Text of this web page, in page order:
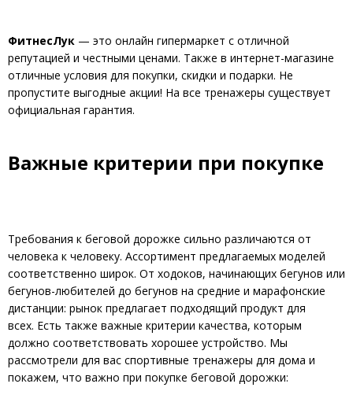
ФитнесЛук — это онлайн гипермаркет с отличной
репутацией и честными ценами. Также в интернет-магазине
отличные условия для покупки, скидки и подарки. Не
пропустите выгодные акции! На все тренажеры существует
официальная гарантия.
Важные критерии при покупке
Требования к беговой дорожке сильно различаются от
человека к человеку. Ассортимент предлагаемых моделей
соответственно широк. От ходоков, начинающих бегунов или
бегунов-любителей до бегунов на средние и марафонские
дистанции: рынок предлагает подходящий продукт для
всех. Есть также важные критерии качества, которым
должно соответствовать хорошее устройство. Мы
рассмотрели для вас спортивные тренажеры для дома и
покажем, что важно при покупке беговой дорожки: